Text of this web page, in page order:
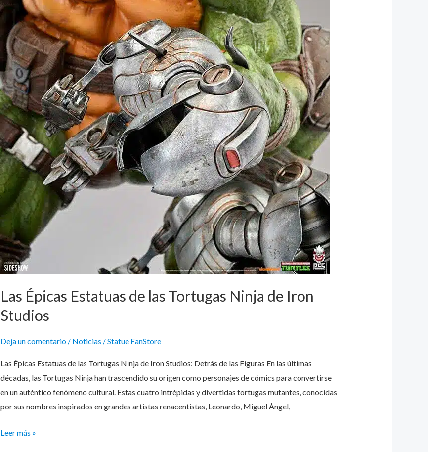
Las Épicas Estatuas de las Tortugas Ninja de Iron
Studios
Deja un comentario / Noticias /Statue FanStore
Las Épicas Estatuas de las Tortugas Ninja de Iron Studios: Detrás de las Figuras En las últimas
décadas, las Tortugas Ninja han trascendido su origen como personajes de cómics para convertirse
en un auténtico fenómeno cultural. Estas cuatro intrépidas y divertidas tortugas mutantes, conocidas
por sus nombres inspirados en grandes artistas renacentistas, Leonardo, Miguel Ángel,
Leer más »